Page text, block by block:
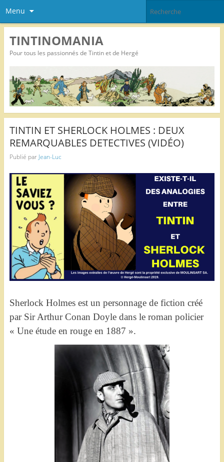
Menu
TINTINOMANIA
Pour tous les passionnés de Tintin et de Hergé
TINTIN ET SHERLOCK HOLMES : DEUX
REMARQUABLES DETECTIVES (VIDÉO)
Publié par Jean-Luc
Sherlock Holmes est un personnage de fiction créé
par Sir Arthur Conan Doyle dans le roman policier
« Une étude en rouge en 1887 ».